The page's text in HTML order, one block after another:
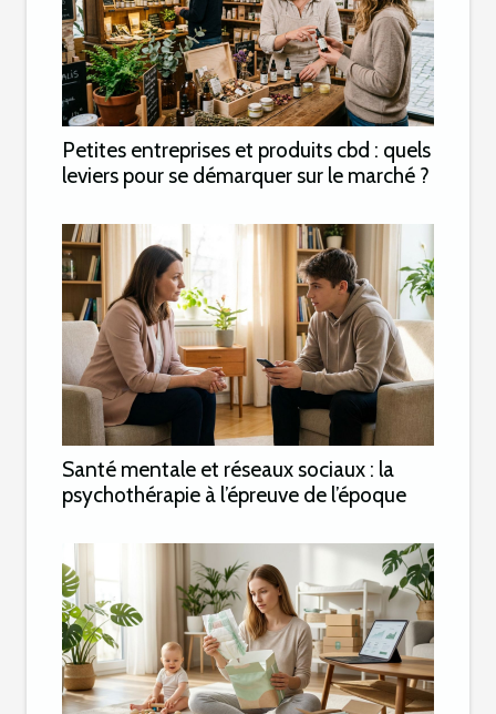
Petites entreprises et produits cbd : quels
leviers pour se démarquer sur le marché ?
Santé mentale et réseaux sociaux : la
psychothérapie à l’épreuve de l’époque